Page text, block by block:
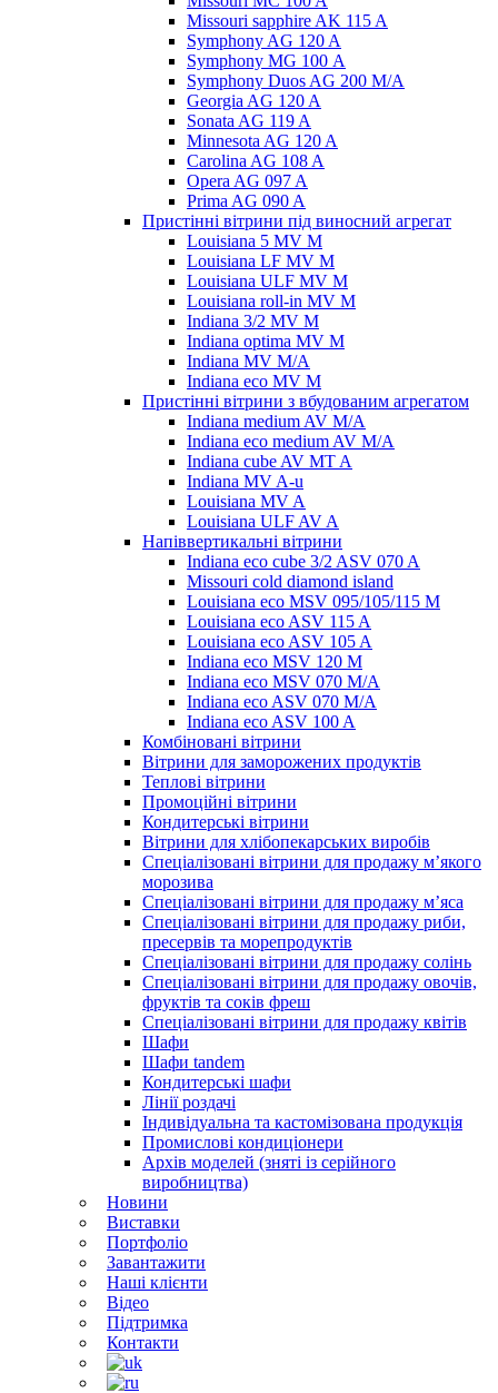
Missouri sapphire AK 115 A
Symphony AG 120 A
Symphony MG 100 А
Symphony Duos AG 200 M/A
Georgia AG 120 A
Sonata AG 119 A
Minnesota AG 120 A
Carolina AG 108 A
Opera AG 097 A
Prima AG 090 A
Пристінні вітрини під виносний агрегат
Louisiana 5 MV M
Louisiana LF MV M
Louisiana ULF MV M
Louisiana roll-in MV M
Indiana 3/2 MV M
Indiana optima MV M
Indiana MV M/A
Indiana eco MV M
Пристінні вітрини з вбудованим агрегатом
Indiana medium AV M/A
Indiana eco medium AV M/A
Indiana cube AV MT A
Indiana MV A-u
Louisiana MV A
Louisiana ULF AV A
Напіввертикальні вітрини
Indiana eco cube 3/2 ASV 070 A
Missouri cold diamond island
Louisiana eco MSV 095/105/115 M
Louisiana eco ASV 115 A
Louisiana eco ASV 105 A
Indiana eco MSV 120 M
Indiana eco MSV 070 M/A
Indiana eco ASV 070 M/A
Indiana eco ASV 100 A
Комбіновані вітрини
Вітрини для заморожених продуктів
Теплові вітрини
Промоційні вітрини
Кондитерські вітрини
Вітрини для хлібопекарських виробів
Спеціалізовані вітрини для продажу м’якого
морозива
Спеціалізовані вітрини для продажу м’яса
Спеціалізовані вітрини для продажу риби,
пресервів та морепродуктів
Спеціалізовані вітрини для продажу солінь
Спеціалізовані вітрини для продажу овочів,
фруктів та соків фреш
Спеціалізовані вітрини для продажу квітів
Шафи
Шафи tandem
Кондитерські шафи
Лінії роздачі
Індивідуальна та кастомізована продукція
Промислові кондиціонери
Архів моделей (зняті із серійного
виробництва)
Новини
Виставки
Портфоліо
Завантажити
Наші клієнти
Відео
Підтримка
Контакти